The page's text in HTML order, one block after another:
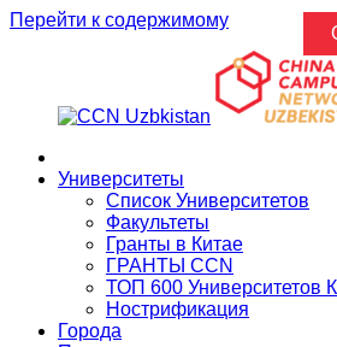
Перейти к содержимому
Университеты
Список Университетов
Факультеты
Гранты в Китае
ГРАНТЫ ССN
ТОП 600 Университетов
Нострификация
Города